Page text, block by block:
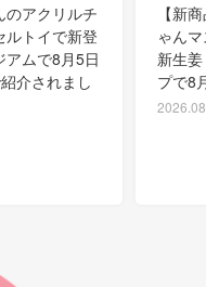
のアクリルチ
ルトイで新登
ムで8月5日
介されまし
【新
ゃん
新生
プで8